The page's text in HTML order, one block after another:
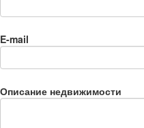
E-mail
Описание недвижимости